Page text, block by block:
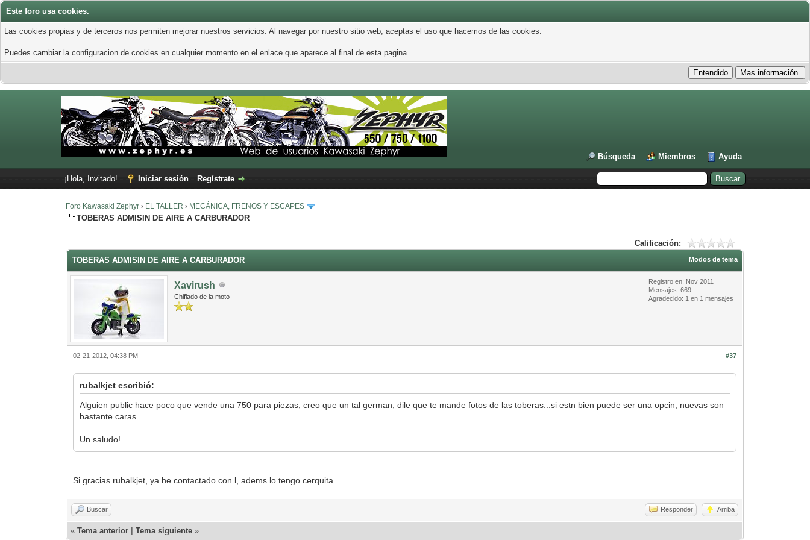
Este foro usa cookies.
Las cookies propias y de terceros nos permiten mejorar nuestros servicios. Al navegar por nuestro sitio web, aceptas el uso que hacemos de las cookies.
Puedes cambiar la configuracion de cookies en cualquier momento en el enlace que aparece al final de esta pagina.
Búsqueda Miembros Ayuda
¡Hola, Invitado! Iniciar sesión Regístrate
Foro Kawasaki Zephyr › EL TALLER › MECÁNICA, FRENOS Y ESCAPES
TOBERAS ADMISIN DE AIRE A CARBURADOR
Calificación:
Modos de tema
TOBERAS ADMISIN DE AIRE A CARBURADOR
Xavirush
Chiflado de la moto
Registro en: Nov 2011
Mensajes: 669
Agradecido: 1 en 1 mensajes
#37
02-21-2012, 04:38 PM
rubalkjet escribió:
Alguien public hace poco que vende una 750 para piezas, creo que un tal german, dile que te mande fotos de las toberas...si estn bien puede ser una opcin, nuevas son
bastante caras
Un saludo!
Si gracias rubalkjet, ya he contactado con l, adems lo tengo cerquita.
Buscar Responder Arriba
«Tema anterior |Tema siguiente »